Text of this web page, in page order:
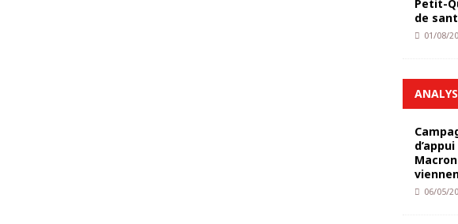
Petit-
de
01/08/
06/05/